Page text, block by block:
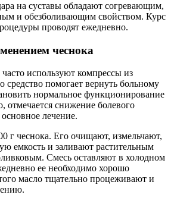
на суставы обладают согревающим,
и обезболивающим свойством. Курс
проводят ежедневно.
чеснока
используют компрессы из
средство помогает вернуть больному
нормальное функционирование
отмечается снижение болевого
лечение.
г чеснока. Его очищают, измельчают,
емкость и заливают растительным
Смесь оставляют в холодном
ее необходимо хорошо
масло тщательно процеживают и